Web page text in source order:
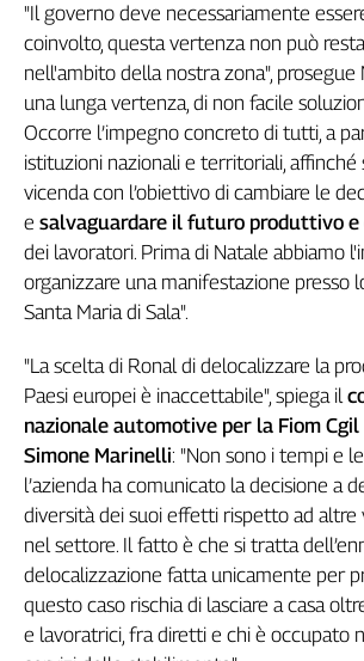
Archivio
Storico
1955-
2014
Cerca
Contatti
La
Newsletter
Social
"Il governo deve necessariamente
coinvolto, questa vertenza non può
nell'ambito della nostra zona", prosegue
una lunga vertenza, di non facile
Occorre l’impegno concreto di tutti, a
istituzioni nazionali e territoriali,
vicenda con l’obiettivo di cambiare le
e salvaguardare il futuro produttivo e
dei lavoratori. Prima di Natale abbiamo
organizzare una manifestazione presso
Santa Maria di Sala".
"La scelta di Ronal di delocalizzare la
Paesi europei è inaccettabile", spiega il
nazionale automotive per la Fiom Cgil
Simone Marinelli: "Non sono i tempi e
l’azienda ha comunicato la decisione a
diversità dei suoi effetti rispetto ad
nel settore. Il fatto è che si tratta
delocalizzazione fatta unicamente per
questo caso rischia di lasciare a casa
e lavoratrici, fra diretti e chi è occupato